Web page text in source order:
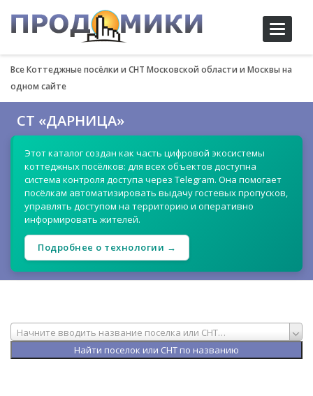
Toggle
Все Коттеджные посёлки и СНТ Московской области и Москвы на
одном сайте
СТ «ДАРНИЦА»
Этот каталог создан как часть цифровой экосистемы
коттеджных посёлков: для всех объектов доступна
система контроля доступа через Telegram. Она помогает
посёлкам автоматизировать выдачу гостевых пропусков,
управлять доступом на территорию и оперативно
информировать жителей.
Подробнее о технологии →
Начните вводить название поселка или СНТ…